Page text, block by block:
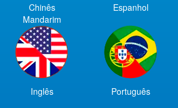
Chinês
Mandarim
Espanhol
Inglês Português